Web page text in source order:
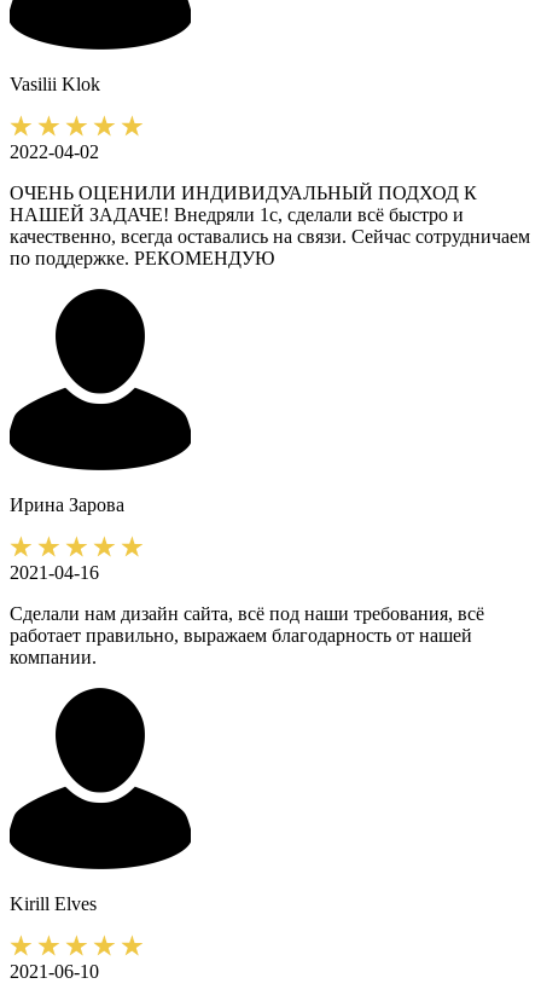
Vasilii Klok
2022-04-02
ОЧЕНЬ ОЦЕНИЛИ ИНДИВИДУАЛЬНЫЙ ПОДХОД К
НАШЕЙ ЗАДАЧЕ! Внедряли 1с, сделали всё быстро и
качественно, всегда оставались на связи. Сейчас сотрудничаем
по поддержке. РЕКОМЕНДУЮ
Ирина Зарова
2021-04-16
Сделали нам дизайн сайта, всё под наши требования, всё
работает правильно, выражаем благодарность от нашей
компании.
Kirill Elves
2021-06-10